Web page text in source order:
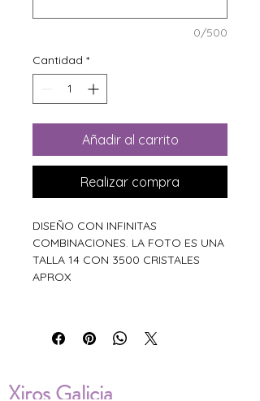
0/500
Cantidad *
Añadir al carrito
Realizar compra
DISEÑO CON INFINITAS
COMBINACIONES. LA FOTO ES UNA
TALLA 14 CON 3500 CRISTALES
APROX
Xiros Galicia